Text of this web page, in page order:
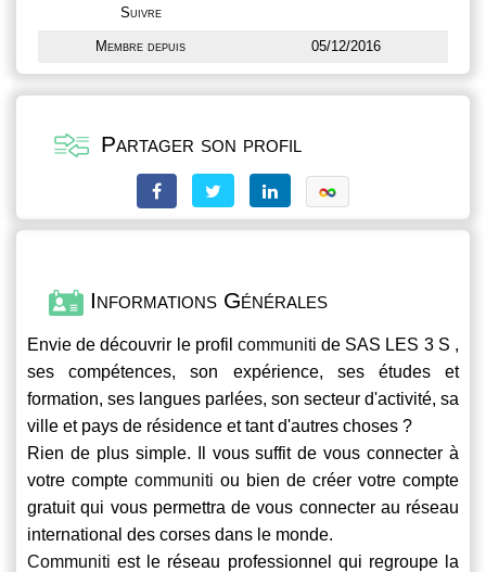
Suivre
Membre depuis 05/12/2016
Partager son profil
Informations Générales
Envie de découvrir le profil communiti de SAS LES 3 S ,
ses compétences, son expérience, ses études et
formation, ses langues parlées, son secteur d'activité, sa
ville et pays de résidence et tant d'autres choses ?
Rien de plus simple. Il vous suffit de vous connecter à
votre compte communiti ou bien de créer votre compte
gratuit qui vous permettra de vous connecter au réseau
international des corses dans le monde.
Communiti est le réseau professionnel qui regroupe la